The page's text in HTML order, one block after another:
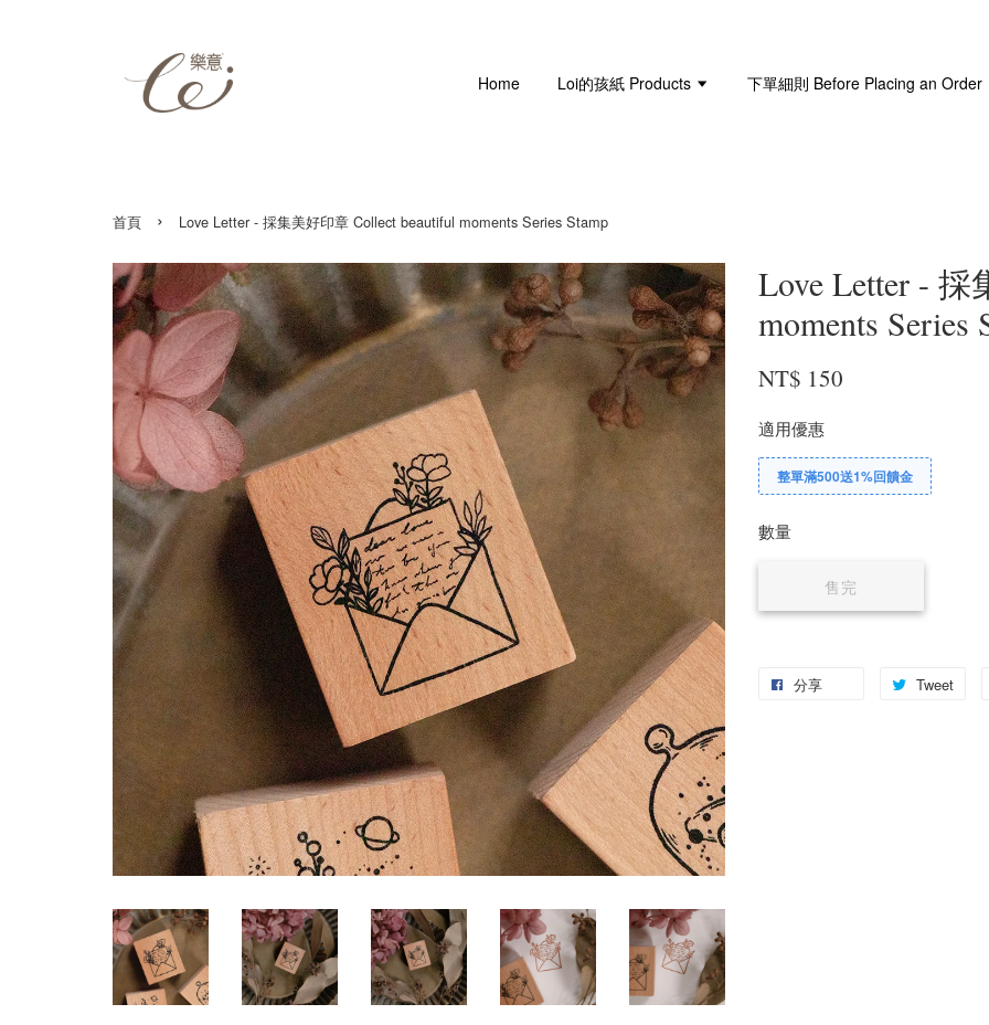
Home Loi的孩紙 Products 下單細則 Before Placing an Order
首頁 › Love Letter - 採集美好印章 Collect beautiful moments Series Stamp
Love Letter - 採
moments Series
NT$ 150
適用優惠
整單滿500送1%回饋金
數量
售完
分享 Tweet